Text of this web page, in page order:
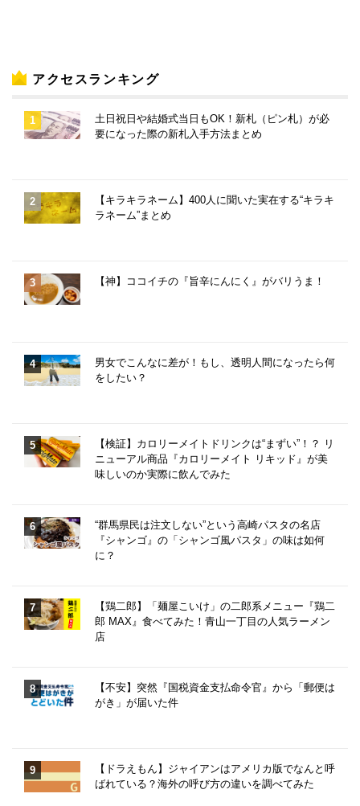
アクセスランキング
土日祝日や結婚式当日もOK！新札（ピン札）が必
要になった際の新札入手方法まとめ
【キラキラネーム】400人に聞いた実在する“キラキ
ラネーム”まとめ
【神】ココイチの『旨辛にんにく』がバリうま！
男女でこんなに差が！もし、透明人間になったら何
をしたい？
【検証】カロリーメイトドリンクは“まずい”！？ リ
ニューアル商品『カロリーメイト リキッド』が美
味しいのか実際に飲んでみた
“群馬県民は注文しない”という高崎パスタの名店
『シャンゴ』の「シャンゴ風パスタ」の味は如何
に？
【鶏二郎】「麺屋こいけ」の二郎系メニュー『鶏二
郎 MAX』食べてみた！青山一丁目の人気ラーメン
店
【不安】突然『国税資金支払命令官』から「郵便は
がき」が届いた件
【ドラえもん】ジャイアンはアメリカ版でなんと呼
ばれている？海外の呼び方の違いを調べてみた